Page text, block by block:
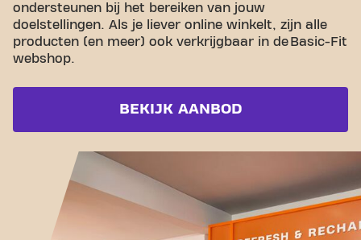
ondersteunen bij het bereiken van jouw
doelstellingen. Als je liever online winkelt, zijn alle
producten (en meer) ook verkrijgbaar in de Basic-Fit
webshop.
BEKIJK AANBOD